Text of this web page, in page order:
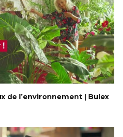
de l’environnement | Bulex